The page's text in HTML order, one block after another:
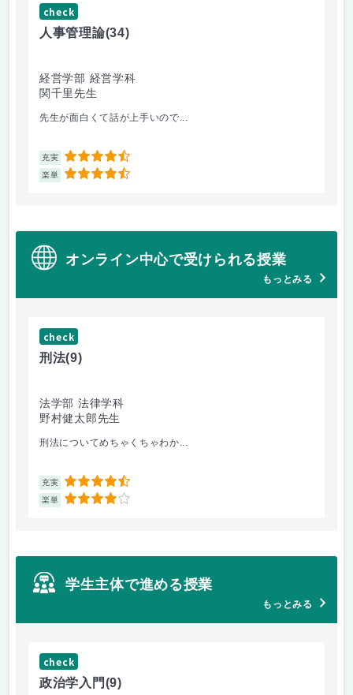
check
人事管理論(34)
経営学部 経営学科
関千里先生
先生が面白くて話が上手いので...
充実 4.5
楽単 4.5
オンライン中心で受けられる授業
もっとみる
check
刑法(9)
法学部 法律学科
野村健太郎先生
刑法についてめちゃくちゃわか...
充実 4.5
楽単 4
学生主体で進める授業
もっとみる
check
政治学入門(9)